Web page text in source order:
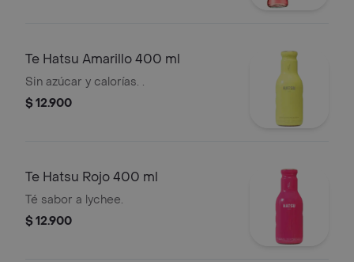
Te Hatsu Amarillo 400 ml
Sin azúcar y calorías. .
$ 12.900
Te Hatsu Rojo 400 ml
Té sabor a lychee.
$ 12.900